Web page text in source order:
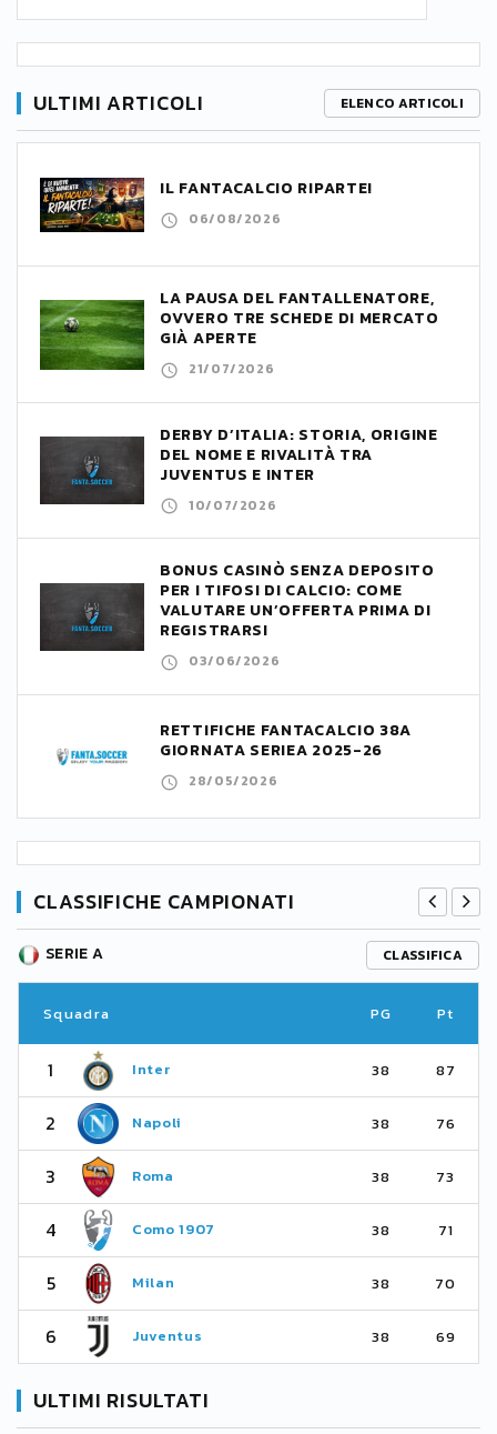
ULTIMI ARTICOLI ELENCO ARTICOLI
IL FANTACALCIO RIPARTE!
06/08/2026
LA PAUSA DEL FANTALLENATORE,
OVVERO TRE SCHEDE DI MERCATO
GIÀ APERTE
21/07/2026
DERBY D’ITALIA: STORIA, ORIGINE
DEL NOME E RIVALITÀ TRA
JUVENTUS E INTER
10/07/2026
BONUS CASINÒ SENZA DEPOSITO
PER I TIFOSI DI CALCIO: COME
VALUTARE UN’OFFERTA PRIMA DI
REGISTRARSI
03/06/2026
RETTIFICHE FANTACALCIO 38A
GIORNATA SERIEA 2025-26
28/05/2026
CLASSIFICHE CAMPIONATI
SERIE A CLASSIFICA
Squadra PG Pt
1 Inter 38 87
2 Napoli 38 76
3 Roma 38 73
4 Como 1907 38 71
5 Milan 38 70
6 Juventus 38 69
ULTIMI RISULTATI